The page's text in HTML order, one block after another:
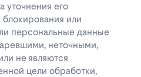
уточнения его
или
персональные данные
неточными,
не являются
цели обработки,